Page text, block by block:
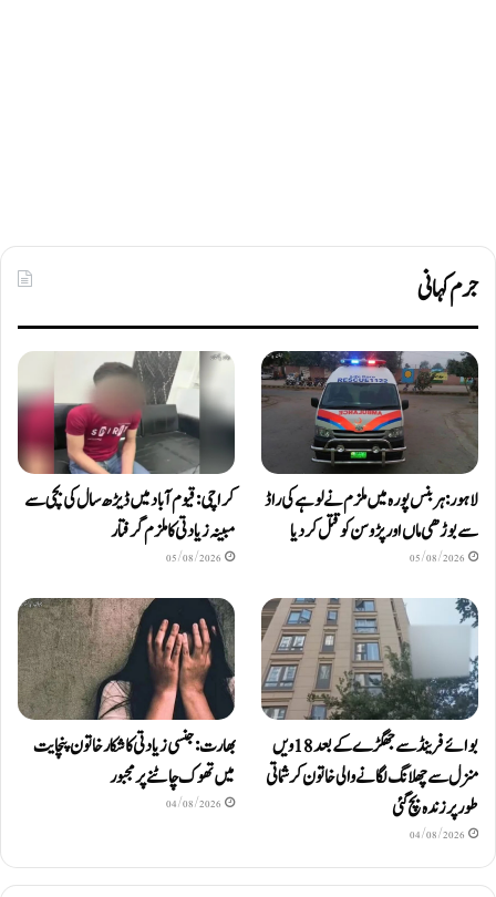
جرم کہانی
لاہور: ہربنس پورہ میں ملزم نے لوہے کی راڈ
سے بوڑھی ماں اور پڑوسن کو قتل کر دیا
05/08/2026
کراچی: قیوم آباد میں ڈیڑھ سال کی بچی سے
مبینہ زیادتی کا ملزم گرفتار
05/08/2026
بوائے فرینڈ سے جھگڑے کے بعد 18 ویں
منزل سے چھلانگ لگانے والی خاتون کرشماتی
طور پر زندہ بچ گئی
04/08/2026
بھارت: جنسی زیادتی کا شکار خاتون پنچایت
میں تھوک چاٹنے پر مجبور
04/08/2026